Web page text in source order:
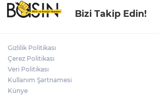
Gümrük Muhafaza'dan
2026'da 58 bin 519 canlı
Bizi Takip Edin!
Gizlilik Politikası
Çerez Politikası
Veri Politikası
Kullanım Şartnamesi
Künye